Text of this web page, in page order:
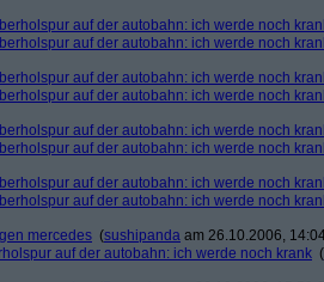
auf der autobahn: ich werde noch
auf der autobahn: ich werde noch
auf der autobahn: ich werde noch
auf der autobahn: ich werde noch
auf der autobahn: ich werde noch
auf der autobahn: ich werde noch
auf der autobahn: ich werde noch
auf der autobahn: ich werde noch
mercedes (sushipanda am 26.10.2006,
auf der autobahn: ich werde noch krank (